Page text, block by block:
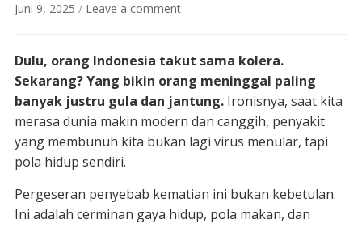
Juni 9, 2025 / Leave a comment
Dulu, orang Indonesia takut sama kolera.
Sekarang? Yang bikin orang meninggal paling
banyak justru gula dan jantung.Ironisnya, saat kita
merasa dunia makin modern dan canggih, penyakit
yang membunuh kita bukan lagi virus menular, tapi
pola hidup sendiri.
Pergeseran penyebab kematian ini bukan kebetulan.
Ini adalah cerminan gaya hidup, pola makan, dan